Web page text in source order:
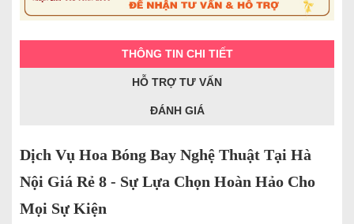
THÔNG TIN CHI TIẾT
HỖ TRỢ TƯ VẤN
ĐÁNH GIÁ
Dịch Vụ Hoa Bóng Bay Nghệ Thuật Tại Hà
Nội Giá Rẻ 8 - Sự Lựa Chọn Hoàn Hảo Cho
Mọi Sự Kiện